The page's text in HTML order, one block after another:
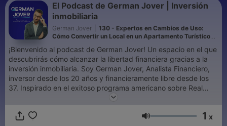
El Podcast de German Jover | Inversión
inmobiliaria
German Jover
130 - Expertos en Cambios de Uso:
Cómo Convertir un Local en un Apartamento Turístico
¡Bienvenido al podcast de German Jover! Un espacio en el que
descubrirás cómo alcanzar la libertad financiera gracias a la
inversión inmobiliaria. Soy German Jover, Analista Financiero,
inversor desde los 20 años y financieramente libre desde los
37. Inspirado en el exitoso programa americano sobre Real
Estate, Bigger Pockets, aquí podrás escuchar mi experiencia y
aprender a construir tu patrimonio inmobiliario desde 0 y ser
Głośność 1 x